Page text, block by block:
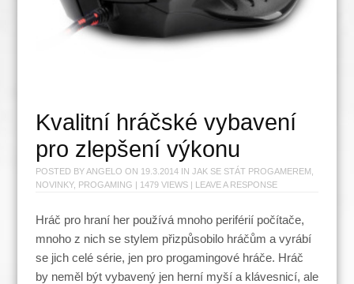
Kvalitní hráčské vybavení
pro zlepšení výkonu
POSTED BYANGELO ON 19.3.2014IN JAK SE STÁT PROGAMEREM
NOVINKY, PROGAMING | 1479 VIEWS | LEAVE A RESPONSE
Hráč pro hraní her používá mnoho periférií počítače,
mnoho z nich se stylem přizpůsobilo hráčům a vyrábí
se jich celé série, jen pro progamingové hráče. Hráč
by neměl být vybavený jen herní myší a klávesnicí, ale